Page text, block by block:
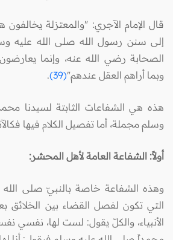
قال الإمام الآجري: "والمعتزلة يخالفون
إلى سنن رسول الله صلى الله عليه
الصحابة رضي الله عنه، وإنما يعارضون
وبما أراهم العقل عندهم"(39)
.
هذه هي الشفاعات الثابتة لسيدنا
وسلم مجملة، أما تفصيل الكلام فيها
أولاً: الشفاعة العامة لأهل المحشر:
وهذه الشفاعة خاصة بالنبيّ صلى
التي تكون لفصل القضاء بين الخلائق
الأنبياء، والكلّ يقول: لست لها، نفسي